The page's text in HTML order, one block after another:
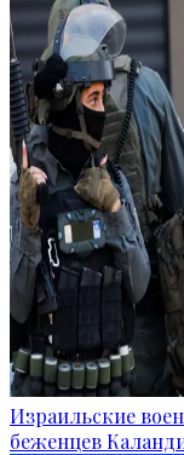
Израильские
беженцев